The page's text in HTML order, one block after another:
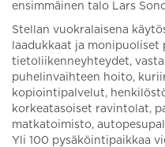
ensimmäinen talo Lars
Stellan vuokralaisena
laadukkaat ja monipuoliset
tietoliikenneyhteydet,
puhelinvaihteen hoito,
kopiointipalvelut,
korkeatasoiset ravintolat,
matkatoimisto,
Yli 100 pysäköintipaikkaa